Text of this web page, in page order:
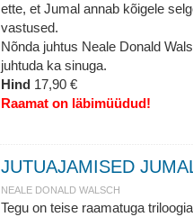
ette, et Jumal annab kõigele
vastused.
Nõnda juhtus Neale Donald
juhtuda ka sinuga.
Hind 17,90 €
Raamat on läbimüüdud!
JUTUAJAMISED
NEALE DONALD WALSCH
Tegu on teise raamatuga